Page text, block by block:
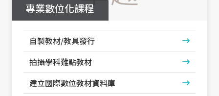
專業數位化課程
自製教材/教具發行
拍攝學科難點教材
建立國際數位教材資料庫